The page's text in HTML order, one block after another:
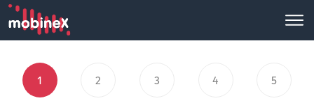
1 2 3 4 5